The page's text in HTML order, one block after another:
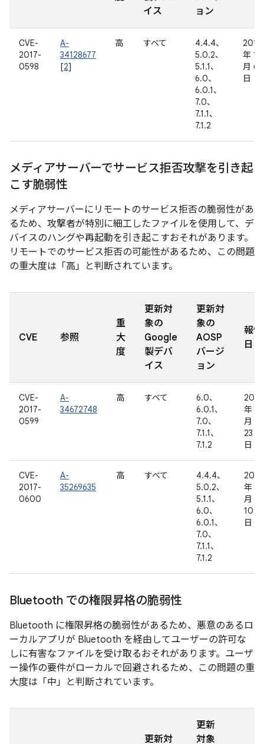
イス
ョン
CVE-
2017-
0598
A-
34128677
[2]
高 すべて
4.4.4、
5.0.2、
5.1.1、
6.0、
6.0.1、
7.0、
7.1.1、
7.1.2
2017
年 1
月 6
日
メディアサーバーでサービス拒否攻撃を引き起
こす脆弱性
メディアサーバーにリモートのサービス拒否の脆弱性があ
るため、攻撃者が特別に細工したファイルを使用して、デ
バイスのハングや再起動を引き起こすおそれがあります。
リモートでのサービス拒否の可能性があるため、この問題
の重大度は「高」と判断されています。
CVE 参照
重
大
度
更新対
象の
Google
製デバ
イス
更新対
象の
AOSP
バージ
ョン
報告
日
CVE-
2017-
0599
A-
34672748
高 すべて
6.0、
6.0.1、
7.0、
7.1.1、
7.1.2
2017
年 1
月
23
日
CVE-
2017-
0600
A-
35269635
高 すべて
4.4.4、
5.0.2、
5.1.1、
6.0、
6.0.1、
7.0、
7.1.1、
7.1.2
2017
年 2
月
10
日
Bluetooth での権限昇格の脆弱性
Bluetooth に権限昇格の脆弱性があるため、悪意のあるロ
ーカルアプリが Bluetooth を経由してユーザーの許可な
しに有害なファイルを受け取るおそれがあります。ユーザ
ー操作の要件がローカルで回避されるため、この問題の重
大度は「中」と判断されています。
更新対
更新
対象